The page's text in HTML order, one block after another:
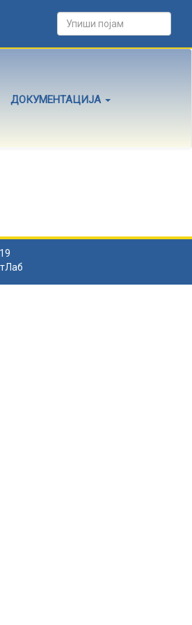
ДОКУМЕНТАЦИЈА